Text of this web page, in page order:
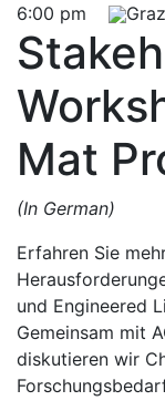
6:00 pm
Mat
(In German)
Erfahren Sie
und Engineered
Gemeinsam mit
diskutieren wir